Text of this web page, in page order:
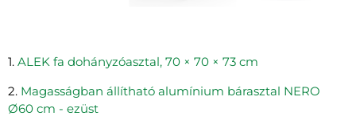
1. ALEK fa dohányzóasztal, 70 × 70 × 73 cm
2. Magasságban állítható alumínium bárasztal NERO
Ø60 cm - ezüst